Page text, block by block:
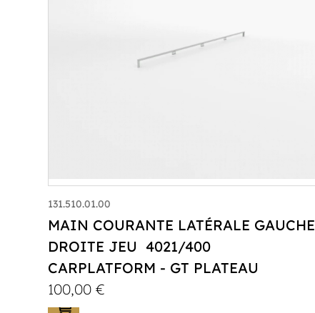
131.510.01.00
MAIN COURANTE LATÉRALE GAUCHE
DROITE JEU 4021/400
CARPLATFORM - GT PLATEAU
100,00€